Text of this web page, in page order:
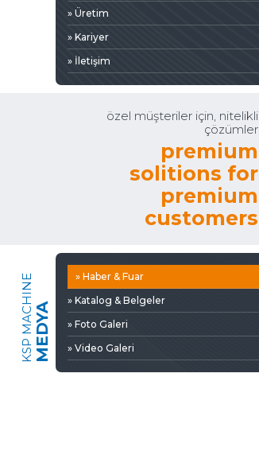
» Üretim
» Kariyer
» İletişim
özel müşteriler için, nitelikli
çözümler
premium
solitions for
premium
customers
KSP MACHINEMEDYA
» Haber & Fuar
» Katalog & Belgeler
» Foto Galeri
» Video Galeri